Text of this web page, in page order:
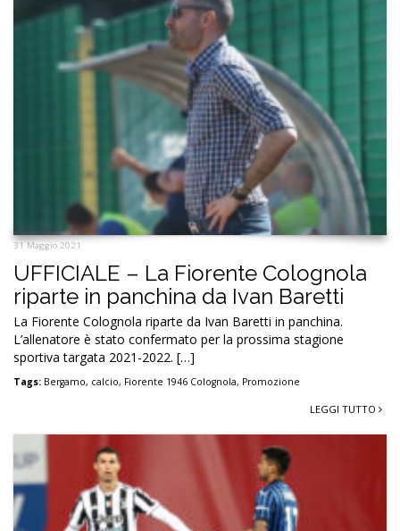
31 Maggio 2021
UFFICIALE – La Fiorente Colognola
riparte in panchina da Ivan Baretti
La Fiorente Colognola riparte da Ivan Baretti in panchina.
L’allenatore è stato confermato per la prossima stagione
sportiva targata 2021-2022. […]
Tags: Bergamo, calcio, Fiorente 1946 Colognola, Promozione
LEGGI TUTTO